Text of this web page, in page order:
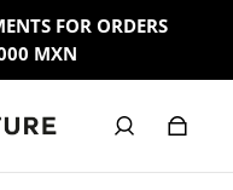
FOR ORDERS
MXN